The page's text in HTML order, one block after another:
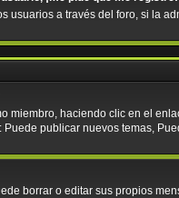
usuarios a través del foro, si la
miembro, haciendo clic en el
publicar nuevos temas,
borrar o editar sus propios